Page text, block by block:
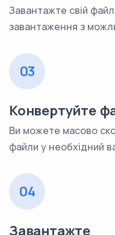
Завантажте свій
завантаження з
03
Конвертуйте
Ви можете масово
файли у необхідний
04
Завантажте